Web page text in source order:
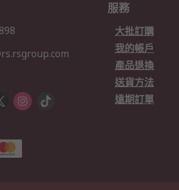
服務
大批訂購
我的帳戶
產品退換
送貨方法
遠期訂單